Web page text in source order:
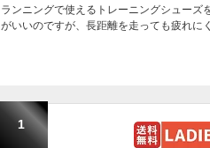
ランニングで使えるトレーニングシュー
がいいのですが、長距離を走っても疲れに
1